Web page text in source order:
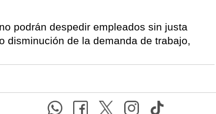
podrán despedir empleados sin justa
disminución de la demanda de trabajo,